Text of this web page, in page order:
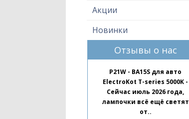
Акции
Новинки
Отзывы о нас
P21W - BA15S для авто
ElectroKot T-series 5000K -
Сейчас июль 2026 года,
лампочки всё ещё светят
от..